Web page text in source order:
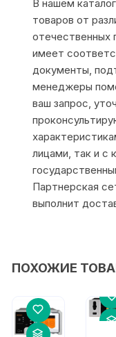
В нашем
товаров от
отечественных
имеет
документы,
менеджеры
ваш запрос,
лицами, так и с
Партнерская
выполнит
ПОХОЖИЕ